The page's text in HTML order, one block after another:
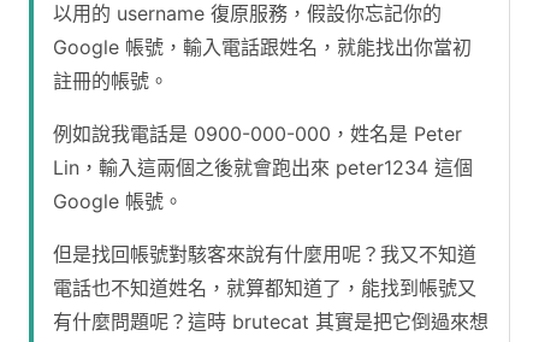
以用的 username 復原服務，假設你忘記你的
Google 帳號，輸入電話跟姓名，就能找出你當初
註冊的帳號。
例如說我電話是 0900-000-000，姓名是 Peter
Lin，輸入這兩個之後就會跑出來 peter1234 這個
Google 帳號。
但是找回帳號對駭客來說有什麼用呢？我又不知道
電話也不知道姓名，就算都知道了，能找到帳號又
有什麼問題呢？這時 brutecat 其實是把它倒過來想